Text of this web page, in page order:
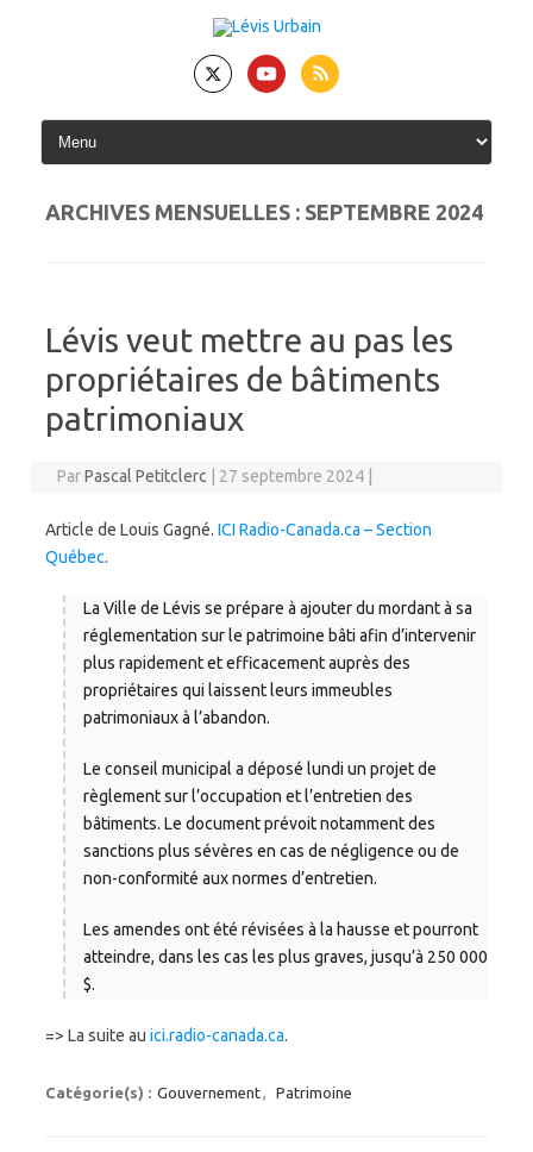
ARCHIVES MENSUELLES : SEPTEMBRE 2024
Lévis veut mettre au pas les
propriétaires de bâtiments
patrimoniaux
ParPascal Petitclerc 27 septembre 2024
Article de Louis Gagné. ICI Radio-Canada.ca – Section
Québec.
La Ville de Lévis se prépare à ajouter du mordant à sa
réglementation sur le patrimoine bâti afin d’intervenir
plus rapidement et efficacement auprès des
propriétaires qui laissent leurs immeubles
patrimoniaux à l’abandon.
Le conseil municipal a déposé lundi un projet de
règlement sur l’occupation et l’entretien des
bâtiments. Le document prévoit notamment des
sanctions plus sévères en cas de négligence ou de
non-conformité aux normes d’entretien.
Les amendes ont été révisées à la hausse et pourront
atteindre, dans les cas les plus graves, jusqu’à 250 000
$.
=> La suite au ici.radio-canada.ca.
Catégorie(s) : Gouvernement, Patrimoine